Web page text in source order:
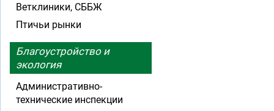
Ветклиники, СББЖ
Птичьи рынки
Благоустройство и
экология
Административно-
технические инспекции